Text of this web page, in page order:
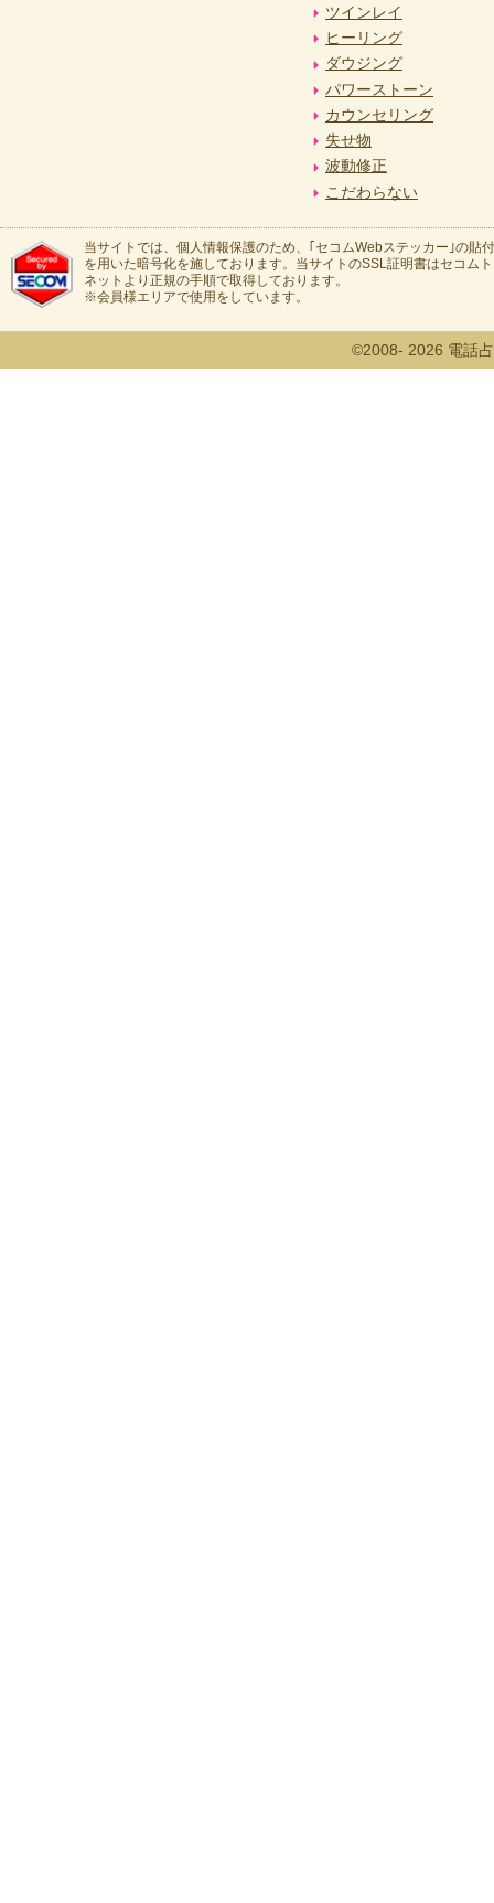
ツインレイ
ヒーリング
ダウジング
パワーストーン
カウンセリング
失せ物
波動修正
こだわらない
当サイトでは、個人情報保護のため、｢セコムWebステッカー｣の貼
を用いた暗号化を施しております。当サイトのSSL証明書はセコム
ネットより正規の手順で取得しております。
※会員様エリアで使用をしています。
©2008- 2026 電話